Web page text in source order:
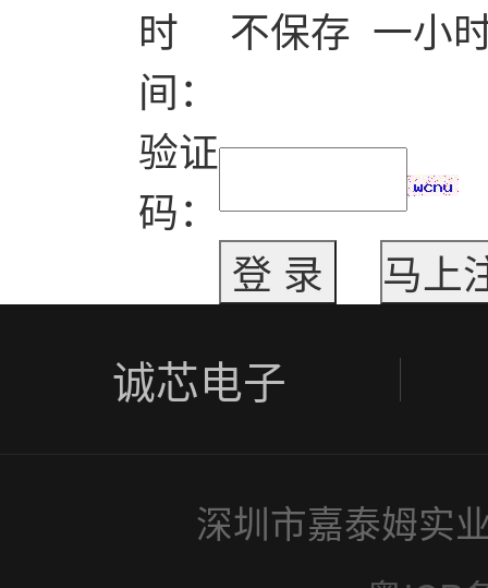
时
间：
不保存 一小
验证
码：
诚芯电子
深圳市嘉泰姆实